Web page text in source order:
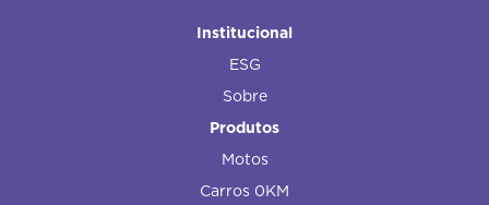
Institucional
ESG
Sobre
Produtos
Motos
Carros 0KM